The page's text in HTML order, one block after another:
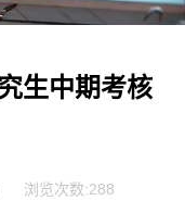
生中期考核
浏览次数:288